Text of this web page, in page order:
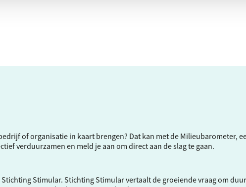
of organisatie in kaart brengen? Dat kan met de Milieubarometer,
verduurzamen en meld je aan om direct aan de slag te gaan.
Stimular. Stichting Stimularvertaalt de groeiende vraag om